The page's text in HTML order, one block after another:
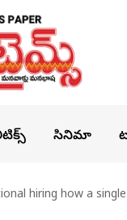
సినిమా
hiring how a